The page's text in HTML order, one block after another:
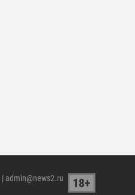
| admin@news2.ru 18+